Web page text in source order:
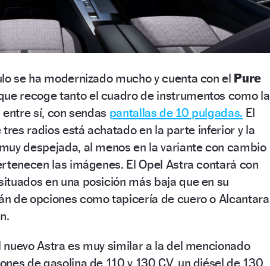
se ha modernizado mucho y cuenta con el Pure
recoge tanto el cuadro de instrumentos como la
sí, con sendas pantallas de 10 pulgadas. El
radios está achatado en la parte inferior y la
despejada, al menos en la variante con cambio
las imágenes. El Opel Astra contará con
en una posición más baja que en su
de opciones como tapicería de cuero o
Astra es muy similar a la del mencionado
de gasolina de 110 y 130 CV, un diésel de 130